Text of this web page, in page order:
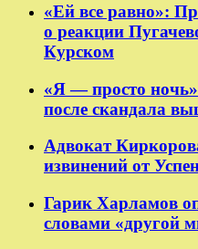
«Ей все равно»:
о реакции
Курском
«Я — просто
после скандала
Адвокат
извинений от
Гарик Харламов
словами «другой